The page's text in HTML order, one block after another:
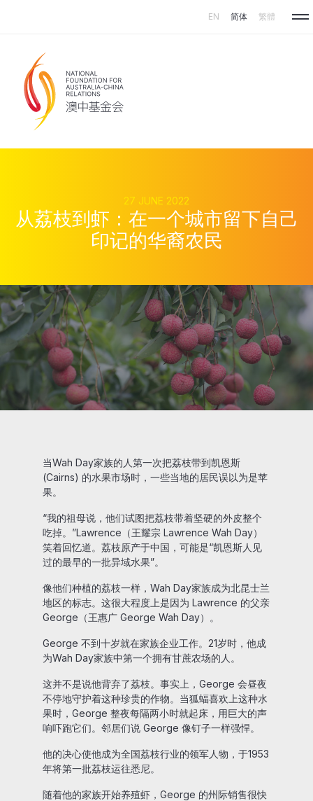
EN 简体 繁體
27 JUNE 2022
从荔枝到虾：在一个城市留下自己
印记的华裔农民
当Wah Day家族的人第一次把荔枝带到凯恩斯
(Cairns) 的水果市场时，一些当地的居民误以为是苹
果。
“我的祖母说，他们试图把荔枝带着坚硬的外皮整个
吃掉。”Lawrence（王耀宗 Lawrence Wah Day）
笑着回忆道。荔枝原产于中国，可能是“凯恩斯人见
过的最早的一批异域水果”。
像他们种植的荔枝一样，Wah Day家族成为北昆士兰
地区的标志。这很大程度上是因为 Lawrence 的父亲
George（王惠广 George Wah Day）。
George 不到十岁就在家族企业工作。21岁时，他成
为Wah Day家族中第一个拥有甘蔗农场的人。
这并不是说他背弃了荔枝。事实上，George 会昼夜
不停地守护着这种珍贵的作物。当狐蝠喜欢上这种水
果时，George 整夜每隔两小时就起床，用巨大的声
响吓跑它们。邻居们说 George 像钉子一样强悍。
他的决心使他成为全国荔枝行业的领军人物，于1953
年将第一批荔枝运往悉尼。
随着他的家族开始养殖虾，George 的州际销售很快